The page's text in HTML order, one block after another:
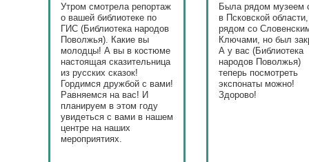
Была рядом музеем сето
в Псковской области,
рядом со Словенскими
Ключами, но был закрыт.
А у вас (Библиотека
народов Поволжья)
теперь посмотреть
экспонаты можно!
Здорово!
Поздравляю
народов Поволжья с
уникальным стартом
тематического года!
и остальные
приносят людям